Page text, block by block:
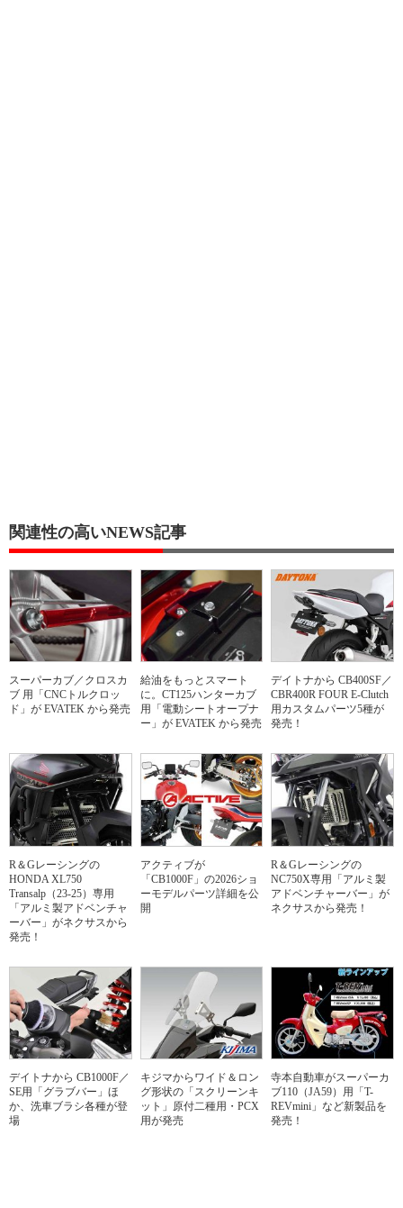
関連性の高いNEWS記事
スーパーカブ／クロスカ
ブ 用「CNCトルクロッ
ド」が EVATEK から発売
給油をもっとスマート
に。CT125ハンターカブ
用「電動シートオープナ
ー」が EVATEK から発売
デイトナから CB400SF／
CBR400R FOUR E-Clutch
用カスタムパーツ5種が
発売！
R＆Gレーシングの
HONDA XL750
Transalp（23-25）専用
「アルミ製アドベンチャ
ーバー」がネクサスから
発売！
アクティブが
「CB1000F」の2026ショ
ーモデルパーツ詳細を公
開
R＆Gレーシングの
NC750X専用「アルミ製
アドベンチャーバー」が
ネクサスから発売！
デイトナから CB1000F／
SE用「グラブバー」ほ
か、洗車ブラシ各種が登
場
キジマからワイド＆ロン
グ形状の「スクリーンキ
ット」原付二種用・PCX
用が発売
寺本自動車がスーパーカ
ブ110（JA59）用「T-
REVmini」など新製品を
発売！